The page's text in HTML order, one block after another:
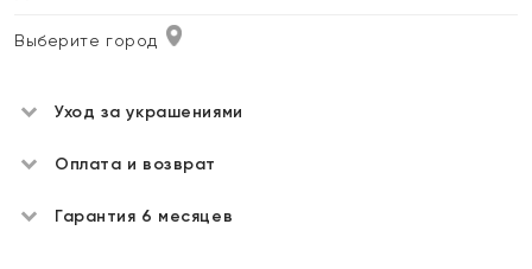
Выберите город
Уход за украшениями
Оплата и возврат
Гарантия 6 месяцев